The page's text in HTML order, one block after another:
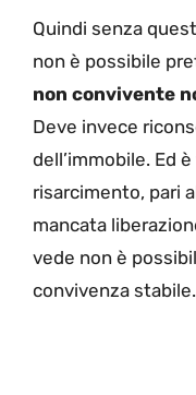
Quindi senza
non è possibile
non convivente
Deve invece
dell’immobile. Ed
risarcimento, pari
mancata
vede non è
convivenza stabile.